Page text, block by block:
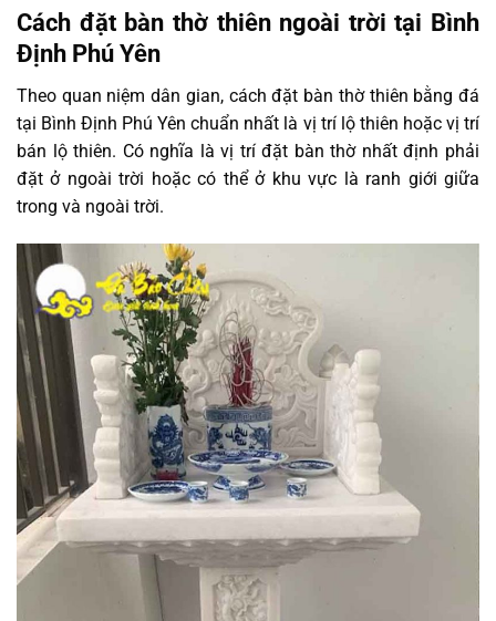
Cách đặt bàn thờ thiên ngoài trời tại Bình
Định Phú Yên
Theo quan niệm dân gian, cách đặt bàn thờ thiên bằng đá
tại Bình Định Phú Yên chuẩn nhất là vị trí lộ thiên hoặc vị trí
bán lộ thiên. Có nghĩa là vị trí đặt bàn thờ nhất định phải
đặt ở ngoài trời hoặc có thể ở khu vực là ranh giới giữa
trong và ngoài trời.